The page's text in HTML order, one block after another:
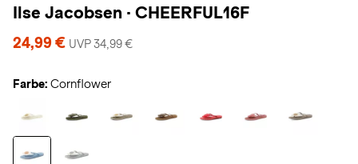
Ilse Jacobsen · CHEERFUL16F
24,99 € UVP 34,99 €
Farbe: Cornflower